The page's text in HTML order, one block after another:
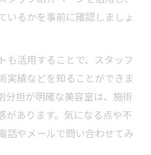
いるかを事前に確認しましょ
も活用することで、スタッフ
実績などを知ることができま
分担が明確な美容室は、施術
があります。気になる点や不
話やメールで問い合わせてみ